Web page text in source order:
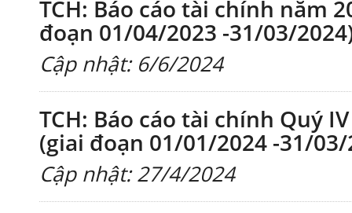
TCH: Báo cáo tài chính năm
đoạn 01/04/2023 -31/03/
Cập nhật: 6/6/2024
TCH: Báo cáo tài chính Quý
(giai đoạn 01/01/2024 -31/03/
Cập nhật: 27/4/2024